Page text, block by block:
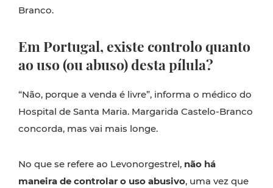
Branco.
Em Portugal, existe controlo quanto
ao uso (ou abuso) desta pílula?
“Não, porque a venda é livre”, informa o médico do
Hospital de Santa Maria. Margarida Castelo-Branco
concorda, mas vai mais longe.
No que se refere ao Levonorgestrel, não há
maneira de controlar o uso abusivo, uma vez que